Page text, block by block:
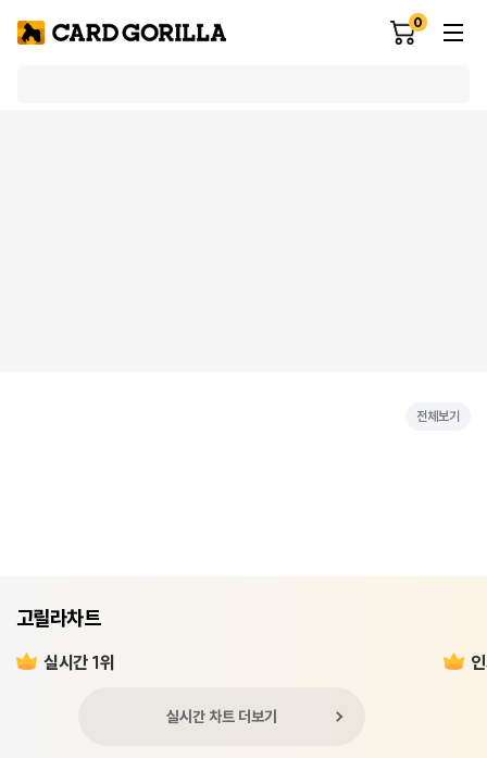
0
전체보기
고릴라차트
실시간 1위
실시간 차트 더보기